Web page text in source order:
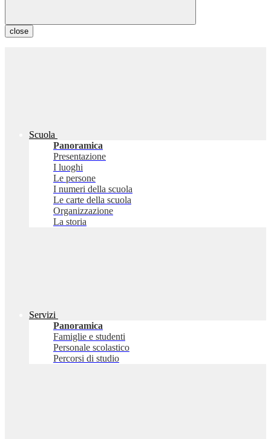
close
Scuola
Panoramica
Presentazione
I luoghi
Le persone
I numeri della scuola
Le carte della scuola
Organizzazione
La storia
Servizi
Panoramica
Famiglie e studenti
Personale scolastico
Percorsi di studio